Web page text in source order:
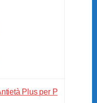
Plus per P